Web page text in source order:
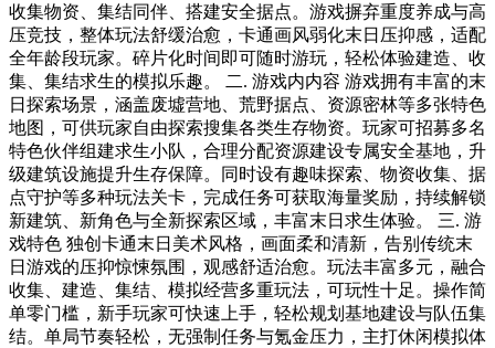
收集物资、集结同伴、搭建安全据点。游戏摒弃重度养成与高
压竞技，整体玩法舒缓治愈，卡通画风弱化末日压抑感，适配
全年龄段玩家。碎片化时间即可随时游玩，轻松体验建造、收
集、集结求生的模拟乐趣。 二. 游戏内内容 游戏拥有丰富的末
日探索场景，涵盖废墟营地、荒野据点、资源密林等多张特色
地图，可供玩家自由探索搜集各类生存物资。玩家可招募多名
特色伙伴组建求生小队，合理分配资源建设专属安全基地，升
级建筑设施提升生存保障。同时设有趣味探索、物资收集、据
点守护等多种玩法关卡，完成任务可获取海量奖励，持续解锁
新建筑、新角色与全新探索区域，丰富末日求生体验。 三. 游
戏特色 独创卡通末日美术风格，画面柔和清新，告别传统末
日游戏的压抑惊悚氛围，观感舒适治愈。玩法丰富多元，融合
收集、建造、集结、模拟经营多重玩法，可玩性十足。操作简
单零门槛，新手玩家可快速上手，轻松规划基地建设与队伍集
结。单局节奏轻松，无强制任务与氪金压力，主打休闲模拟体